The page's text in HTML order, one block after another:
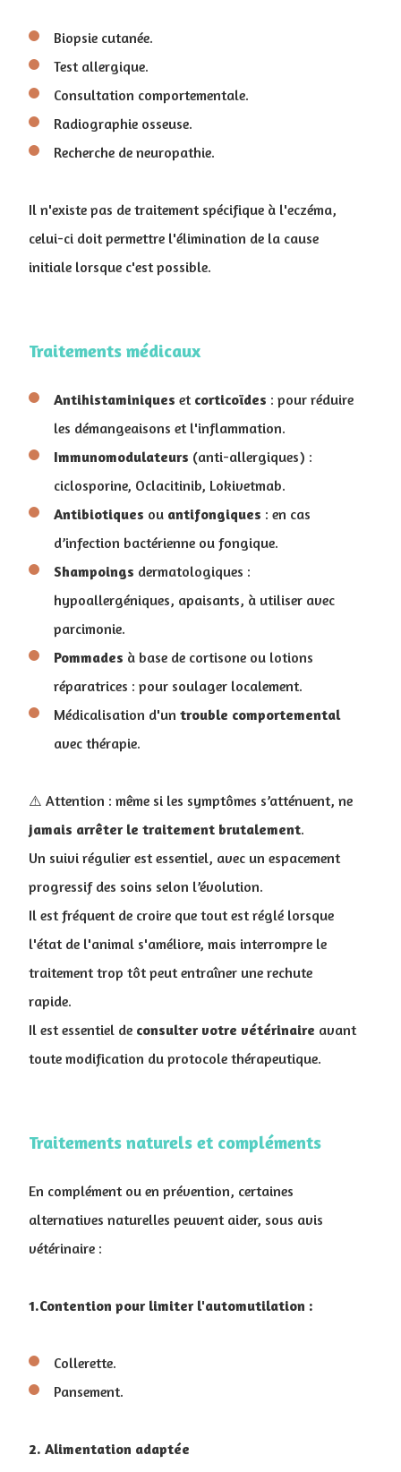
Biopsie cutanée.
Test allergique.
Consultation comportementale.
Radiographie osseuse.
Recherche de neuropathie.
Il n'existe pas de traitement spécifique à l'eczéma,
celui-ci doit permettre l'élimination de la cause
initiale lorsque c'est possible.
Traitements médicaux
Antihistaminiques et corticoïdes : pour réduire
les démangeaisons et l'inflammation.
Immunomodulateurs (anti-allergiques) :
ciclosporine, Oclacitinib, Lokivetmab.
Antibiotiques ou antifongiques : en cas
d’infection bactérienne ou fongique.
Shampoings dermatologiques :
hypoallergéniques, apaisants, à utiliser avec
parcimonie.
Pommades à base de cortisone ou lotions
réparatrices : pour soulager localement.
Médicalisation d'un trouble comportemental
avec thérapie.
⚠️ Attention : même si les symptômes s’atténuent, ne
jamais arrêter le traitement brutalement.
Un suivi régulier est essentiel, avec un espacement
progressif des soins selon l’évolution.
Il est fréquent de croire que tout est réglé lorsque
l'état de l'animal s'améliore, mais interrompre le
traitement trop tôt peut entraîner une rechute
rapide.
Il est essentiel de consulter votre vétérinaire avant
toute modification du protocole thérapeutique.
Traitements naturels et compléments
En complément ou en prévention, certaines
alternatives naturelles peuvent aider, sous avis
vétérinaire :
1.Contention pour limiter l'automutilation :
Collerette.
Pansement.
2. Alimentation adaptée